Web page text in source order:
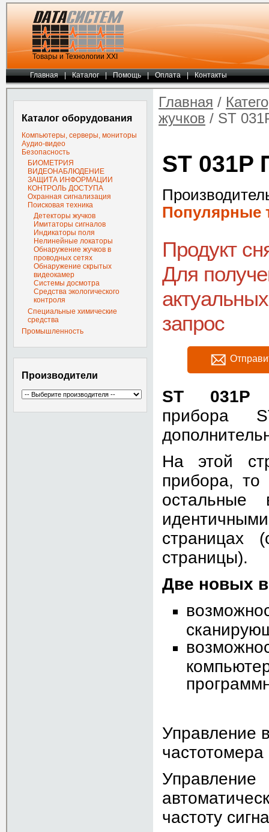
Товары и Технологии ХХI
Главная | Каталог | Помощь | Оплата | Контакты
Каталог оборудования
Компьютеры, серверы, мониторы
Аудио-видео
Безопасность
БИОМЕТРИЯ
ВИДЕОНАБЛЮДЕНИЕ
ЗАЩИТА ИНФОРМАЦИИ
КОНТРОЛЬ ДОСТУПА
Охранная сигнализация
Поисковая техника
Детекторы жучков
Имитаторы сигналов
Индикаторы поля
Нелинейные локаторы
Обнаружение жучков в
проводных сетях
Обнаружение скрытых
видеокамер
Системы досмотра
Средства экологического
контроля
Специальные химические
средства
Промышленность
Производители
Главная /
жучков / ST
ST 031P
Популярные
Продукт
Для
запрос
ST 031P
прибора
На этой
прибора,
остальные
страницах
страницы).
Две новых
Управление
частотомера
частоту